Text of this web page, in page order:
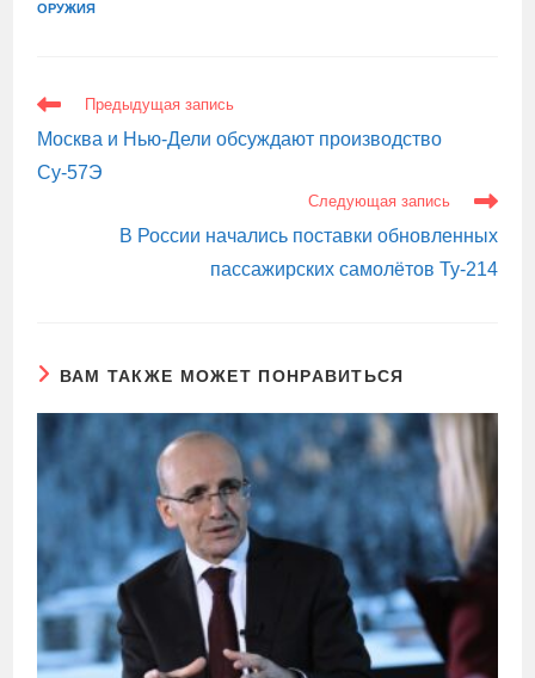
ОРУЖИЯ
ЕЩЕ
СТАТЬИ
Предыдущая запись
Москва и Нью-Дели обсуждают производство
Су-57Э
Следующая запись
В России начались поставки обновленных
пассажирских самолётов Ту-214
ВАМ ТАКЖЕ МОЖЕТ ПОНРАВИТЬСЯ